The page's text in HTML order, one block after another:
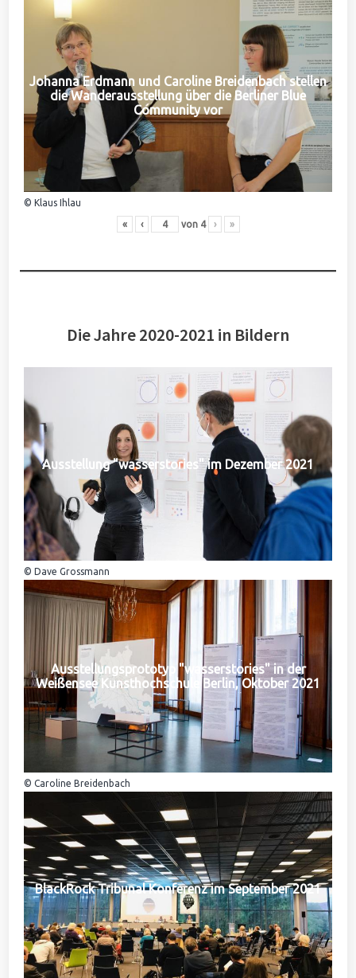
Johanna Erdmann und Caroline Breidenbach stellen
die Wanderausstellung über die Berliner Blue
Community vor
© Klaus Ihlau
« ‹ von 4 › »
Die Jahre 2020-2021 in Bildern
Ausstellung "wasserstories" im Dezember 2021
© Dave Grossmann
Ausstellungsprototyp "wasserstories" in der
Weißensee Kunsthochschule Berlin, Oktober 2021
© Caroline Breidenbach
BlackRock Tribunal Konferenz im September 2021